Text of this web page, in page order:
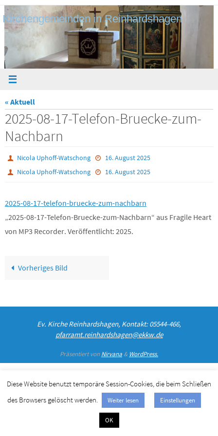
Zum
Inhalt
Kirchengemeinden in Reinhardshagen
« Aktuell
2025-08-17-Telefon-Bruecke-zum-
Nachbarn
Nicola Uphoff-Watschong
16. August 2025
Nicola Uphoff-Watschong
16. August 2025
2025-08-17-telefon-bruecke-zum-nachbarn
„2025-08-17-Telefon-Bruecke-zum-Nachbarn“ aus Fragile Heart
von MP3 Recorder. Veröffentlicht: 2025.
Vorheriges Bild
Ev. Kirche Reinhardshagen, Kontakt: 05544-466,
pfarramt.reinhardshagen@ekkw.de
Präsentiert vonNirvana & WordPress.
Diese Website benutzt temporäre Session-Cookies, die beim Schließen
des Browsers gelöscht werden.
Weiter lesen Einstellungen
OK